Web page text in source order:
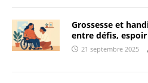
Grossesse et
entre défis,
21 septembre 2025